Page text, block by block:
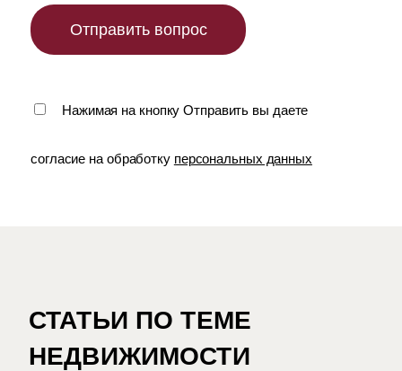
Нажимая на кнопку Отправить вы даете
согласие на обработку персональных данных
СТАТЬИ ПО ТЕМЕ
НЕДВИЖИМОСТИ